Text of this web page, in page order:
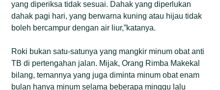
yang diperiksa tidak sesuai. Dahak yang diperlukan
dahak pagi hari, yang berwarna kuning atau hijau tidak
boleh bercampur dengan air liur,”katanya.
Roki bukan satu-satunya yang mangkir minum obat anti
TB di pertengahan jalan. Mijak, Orang Rimba Makekal
bilang, temannya yang juga diminta minum obat enam
bulan hanya minum selama beberapa minggu lalu